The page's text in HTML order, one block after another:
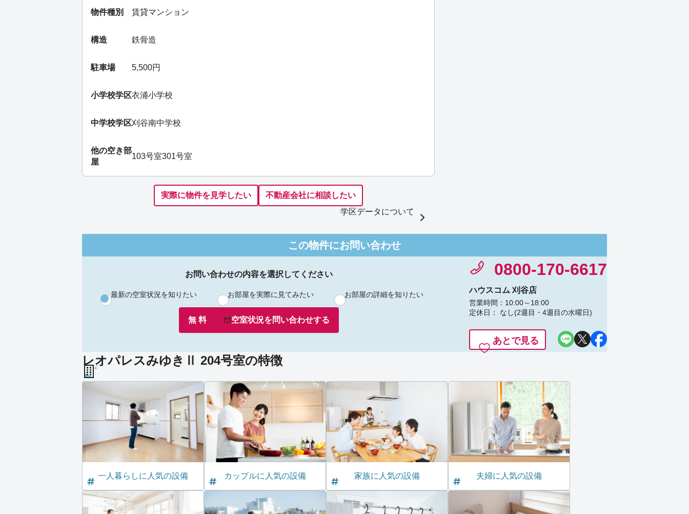
物件種別 賃貸マンション
構造 鉄骨造
駐車場 5,500円
小学校学区衣浦小学校
中学校学区刈谷南中学校
他の空き部
屋
103号室301号室
実際に物件を見学したい
不動産会社に相談したい
学区データについて
この物件にお問い合わせ
お問い合わせの内容を選択してください
最新の空室状況を知りたい お部屋を実際に見てみたい お部屋の詳細を知りたい
無 料 空室状況を問い合わせする
0800-170-6617
ハウスコム 刈谷店
営業時間：10:00～18:00
定休日： なし(2週目・4週目の水曜日)
あとで見る
レオパレスみゆきⅡ 204号室の特徴
一人暮らしに人気の設備 カップルに人気の設備 家族に人気の設備 夫婦に人気の設備